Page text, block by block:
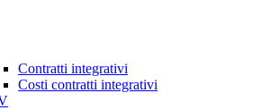
Contratti integrativi
Costi contratti integrativi